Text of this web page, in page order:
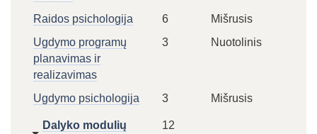
Raidos psichologija 6
Mišrusis
Ugdymo programų
planavimas ir
realizavimas
3 Nuotolinis
Ugdymo psichologija 3 Mišrusis
Dalyko modulių
12